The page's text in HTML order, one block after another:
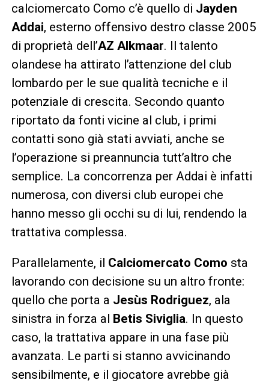
calciomercato Como c’è quello di Jayden
Addai, esterno offensivo destro classe 2005
di proprietà dell’AZ Alkmaar. Il talento
olandese ha attirato l’attenzione del club
lombardo per le sue qualità tecniche e il
potenziale di crescita. Secondo quanto
riportato da fonti vicine al club, i primi
contatti sono già stati avviati, anche se
l’operazione si preannuncia tutt’altro che
semplice. La concorrenza per Addai è infatti
numerosa, con diversi club europei che
hanno messo gli occhi su di lui, rendendo la
trattativa complessa.
Parallelamente, il Calciomercato Como sta
lavorando con decisione su un altro fronte:
quello che porta a Jesùs Rodriguez, ala
sinistra in forza al Betis Siviglia. In questo
caso, la trattativa appare in una fase più
avanzata. Le parti si stanno avvicinando
sensibilmente, e il giocatore avrebbe già